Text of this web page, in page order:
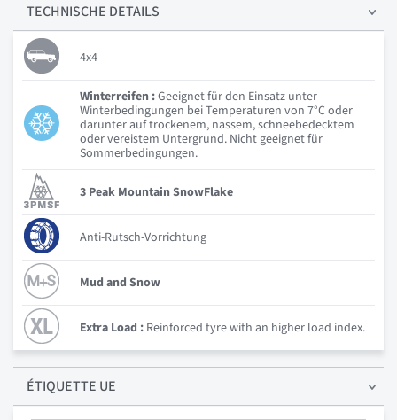
TECHNISCHE DETAILS
4x4
Winterreifen :Geeignet für den Einsatz unter
Winterbedingungen bei Temperaturen von 7°C oder
darunter auf trockenem, nassem, schneebedecktem
oder vereistem Untergrund. Nicht geeignet für
Sommerbedingungen.
3 Peak Mountain SnowFlake
Anti-Rutsch-Vorrichtung
Mud and Snow
Extra Load : Reinforced tyre with an higher load index.
ÉTIQUETTE UE